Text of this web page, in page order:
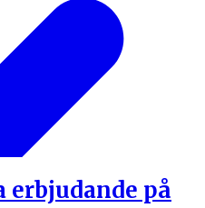
erbjudande på